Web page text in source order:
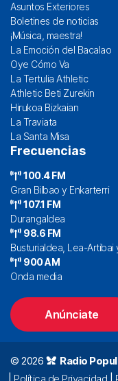
Asuntos Exteriores
Boletines de noticias
¡Música, maestra!
La Emoción del Bacalao
Oye Cómo Va
La Tertulia Athletic
Athletic Beti Zurekin
Hirukoa Bizkaian
La Traviata
La Santa Misa
Frecuencias
100.4 FM
Gran Bilbao y Enkarterri
107.1 FM
Durangaldea
98.6 FM
Busturialdea, Lea-Artibai
900 AM
Onda media
Anúnciate
© 2026 Radio